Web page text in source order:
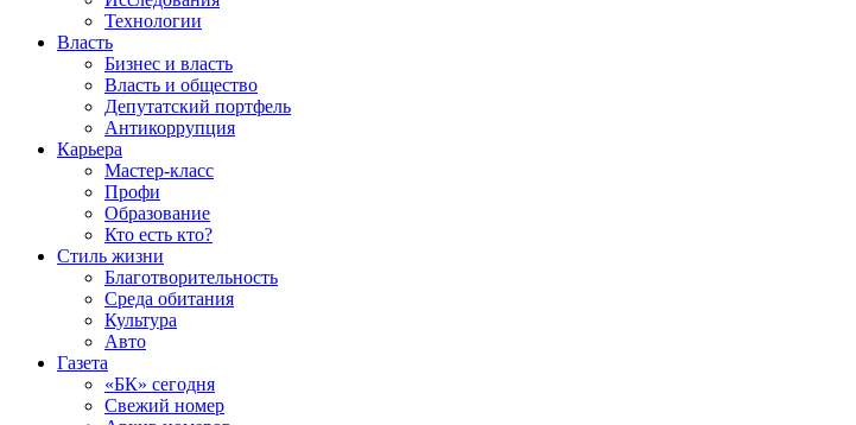
Технологии
Власть
Бизнес и власть
Власть и общество
Депутатский портфель
Антикоррупция
Карьера
Мастер-класс
Профи
Образование
Кто есть кто?
Стиль жизни
Благотворительность
Среда обитания
Культура
Авто
Газета
«БК» сегодня
Свежий номер